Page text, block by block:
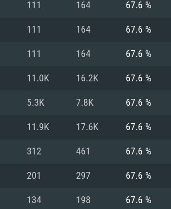
111 164 67.6 %
111 164 67.6 %
111 164 67.6 %
11.0K 16.2K 67.6 %
5.3K 7.8K 67.6 %
11.9K 17.6K 67.6 %
312 461 67.6 %
201 297 67.6 %
134 198 67.6 %